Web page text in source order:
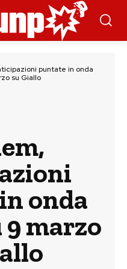
puntate in onda
su Giallo
onda
marzo